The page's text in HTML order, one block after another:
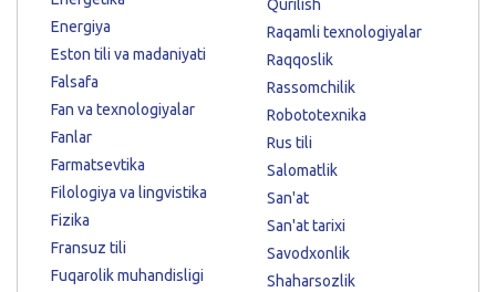
Energiya
Eston tili va madaniyati
Falsafa
Fan va texnologiyalar
Fanlar
Farmatsevtika
Filologiya va lingvistika
Fizika
Fransuz tili
Fuqarolik muhandisligi
Qurilish
Raqamli texnologiyalar
Raqqoslik
Rassomchilik
Robototexnika
Rus tili
Salomatlik
San'at
San'at tarixi
Savodxonlik
Shaharsozlik